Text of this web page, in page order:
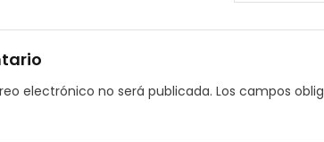
electrónico no será publicada. Los campos